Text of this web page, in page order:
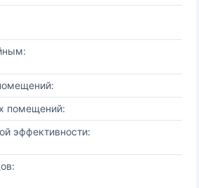
помещений:
эффективности: